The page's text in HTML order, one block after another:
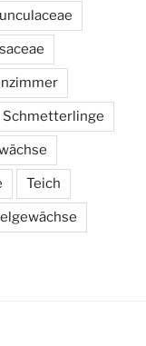
Schmetterlinge
Teich